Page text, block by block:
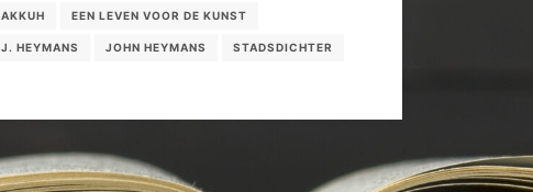
AKKUH EEN LEVEN VOOR DE KUNST
J. HEYMANS JOHN HEYMANS STADSDICHTER